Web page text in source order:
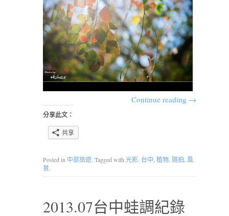
Continue reading →
分享此文：
共享
Posted in 中部旅遊. Tagged with 光影 台中 植物 隨拍 風
景.
2013.07台中蛙調紀錄